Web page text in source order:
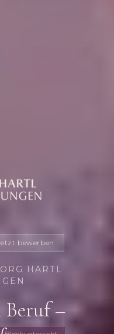
bewerben
HARTL
Beruf –